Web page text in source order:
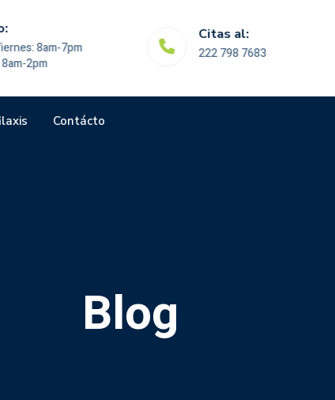
8am-7pm
2pm
Citas al:
222 798 7683
Contácto
Blog